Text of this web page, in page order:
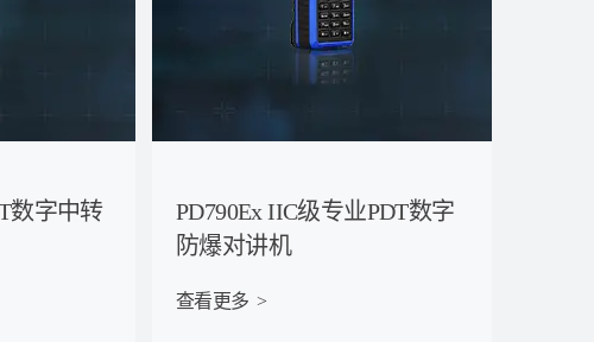
数字中转
PD790Ex IIC级专业PDT数字
防爆对讲机
查看更多  >